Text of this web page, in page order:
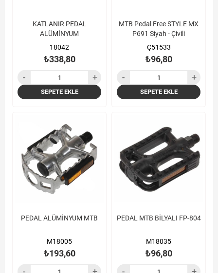
KATLANIR PEDAL
ALÜMİNYUM
18042
₺338,80
SEPETE EKLE
MTB Pedal Free STYLE MX
P691 Siyah - Çivili
Ç51533
₺96,80
SEPETE EKLE
PEDAL ALÜMİNYUM MTB
M18005
₺193,60
PEDAL MTB BİLYALI FP-804
M18035
₺96,80